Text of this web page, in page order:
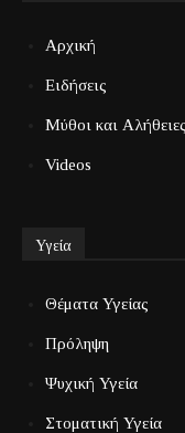
Αρχική
Ειδήσεις
Μύθοι και Αλήθειες
Videos
Υγεία
Θέματα Υγείας
Πρόληψη
Ψυχική Υγεία
Στοματική Υγεία